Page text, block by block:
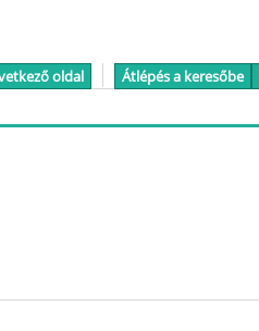
oldal Átlépés a keresőbe